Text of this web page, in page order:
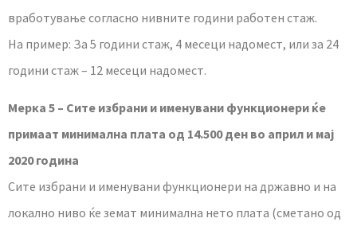
вработување согласно нивните години работен стаж.
На пример: За 5 години стаж, 4 месеци надомест, или за 24
години стаж – 12 месеци надомест.
Мерка 5 – Сите избрани и именувани функционери ќе
примаат минимална плата од 14.500 ден во април и мај
2020 година
Сите избрани и именувани функционери на државно и на
локално ниво ќе земат минимална нето плата (сметано од